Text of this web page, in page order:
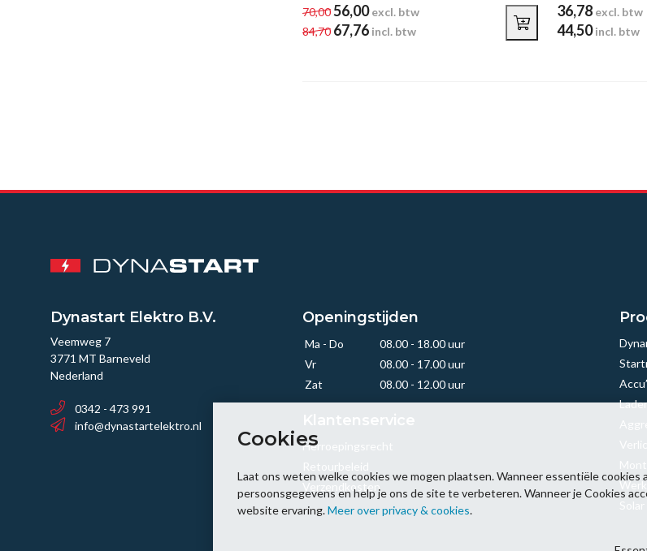
Cookies
Laat ons weten welke cookies we mogen plaatsen. Wanneer essentiële cookies
persoonsgegevens en help je ons de site te verbeteren. Wanneer je Cookies
website ervaring.Meer over privacy & cookies.
70,0056,00excl. btw
84,70 67,76 incl. btw
36,78 excl. btw
44,50incl. btw
Dynastart Elektro B.V.
Veemweg 7
3771 MT Barneveld
Nederland
0342 - 473 991
info@dynastartelektro.nl
Openingstijden
Ma - Do
08.00 - 18.00 uur
Vr
08.00 - 17.00 uur
Zat
08.00 - 12.00 uur
Herroepingsrecht
Verzendkosten